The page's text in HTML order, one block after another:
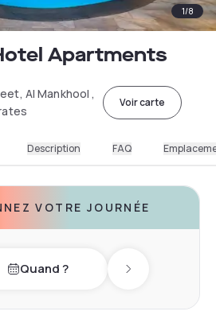
1/8
Apartments
Al Mankhool ,
Voir carte
Description FAQ
VOTRE JOURNÉE
Quand ? Next day